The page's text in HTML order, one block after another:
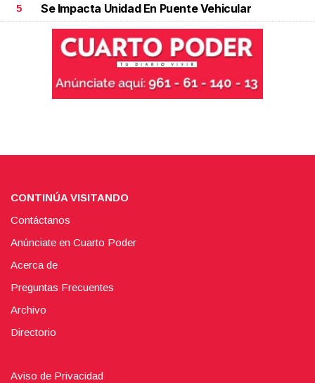
5 Se Impacta Unidad En Puente Vehicular
CONTINÚA VISITANDO
Contáctanos
Anúnciate en Cuarto Poder
Acerca de
Preguntas Frecuentes
Archivo
Directorio
Aviso de Privacidad